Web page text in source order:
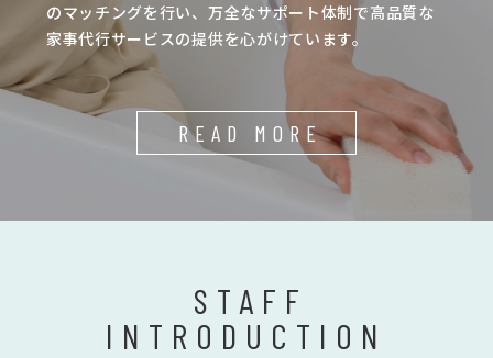
のマッチングを行い、万全なサポート体制で高品質な
家事代行サービスの提供を心がけています。
READ MORE
STAFF
INTRODUCTION